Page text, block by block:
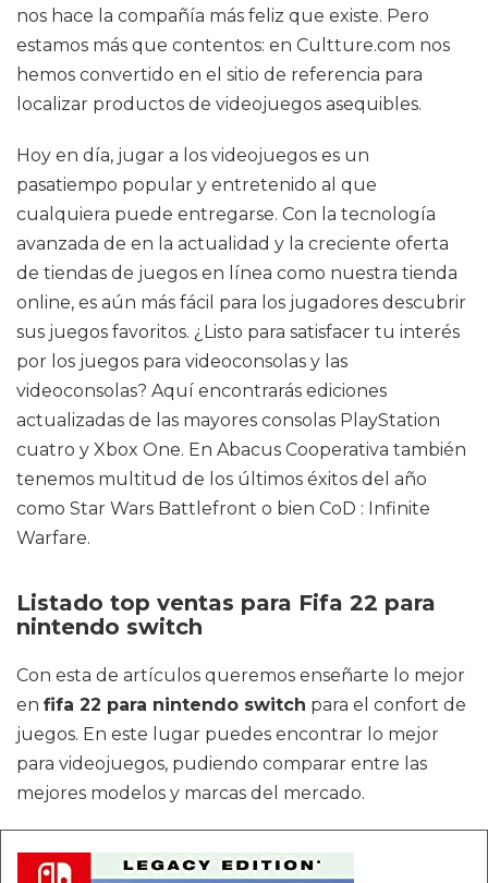
nos hace la compañía más feliz que existe. Pero
estamos más que contentos: en Cultture.com nos
hemos convertido en el sitio de referencia para
localizar productos de videojuegos asequibles.
Hoy en día, jugar a los videojuegos es un
pasatiempo popular y entretenido al que
cualquiera puede entregarse. Con la tecnología
avanzada de en la actualidad y la creciente oferta
de tiendas de juegos en línea como nuestra tienda
online, es aún más fácil para los jugadores descubrir
sus juegos favoritos. ¿Listo para satisfacer tu interés
por los juegos para videoconsolas y las
videoconsolas? Aquí encontrarás ediciones
actualizadas de las mayores consolas PlayStation
cuatro y Xbox One. En Abacus Cooperativa también
tenemos multitud de los últimos éxitos del año
como Star Wars Battlefront o bien CoD : Infinite
Warfare.
Listado top ventas para Fifa 22 para
nintendo switch
Con esta de artículos queremos enseñarte lo mejor
en fifa 22 para nintendo switch para el confort de
juegos. En este lugar puedes encontrar lo mejor
para videojuegos, pudiendo comparar entre las
mejores modelos y marcas del mercado.